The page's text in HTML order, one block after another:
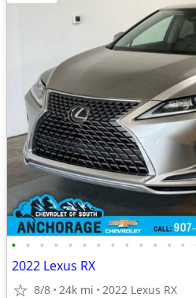
• • • • • • • • • • • • •
2022 Lexus RX
8/8 24k mi 2022 Lexus RX